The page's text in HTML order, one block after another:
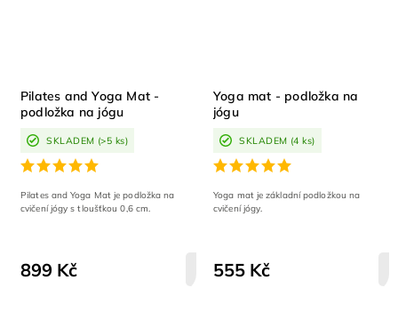
Pilates and Yoga Mat -
podložka na jógu
SKLADEM (>5 ks)
899 Kč DETAIL
Pilates and Yoga Mat je podložka na
cvičení jógy s tloušťkou 0,6 cm.
Yoga mat - podložka na
jógu
SKLADEM (4 ks)
555 Kč
Yoga mat je základní podložkou na
cvičení jógy.